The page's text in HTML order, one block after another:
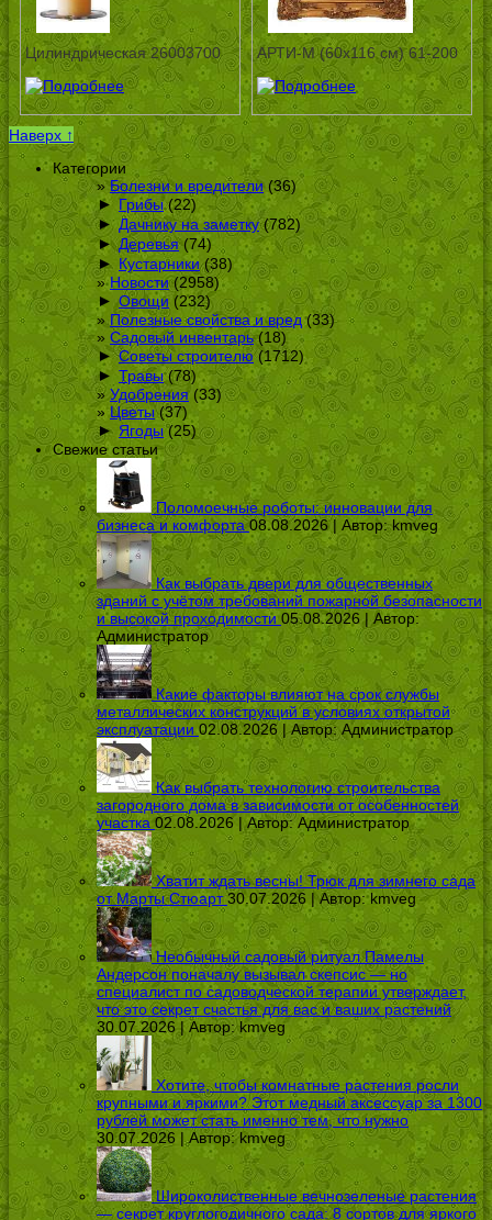
Цилиндрическая 26003700 АРТИ-М (60х116 см) 61-200
Наверх ↑
Категории
Болезни и вредители(36)
► Грибы(22)
► Дачнику на заметку(782)
► Деревья(74)
► Кустарники(38)
Новости(2958)
► Овощи (232)
Полезные свойства и вред(33)
Садовый инвентарь(18)
► Советы строителю(1712)
► Травы(78)
Удобрения(33)
Цветы(37)
► Ягоды(25)
Свежие статьи
Поломоечные роботы: инновации для
бизнеса и комфорта 08.08.2026 | Автор:kmveg
Как выбрать двери для общественных
зданий с учётом требований пожарной безопасности
и высокой проходимости 05.08.2026 | Автор:
Администратор
Какие факторы влияют на срок службы
металлических конструкций в условиях открытой
эксплуатации 02.08.2026 | Автор:Администратор
Как выбрать технологию строительства
загородного дома в зависимости от особенностей
участка 02.08.2026 | Автор:Администратор
Хватит ждать весны! Трюк для зимнего сада
от Марты Стюарт 30.07.2026 | Автор:kmveg
Необычный садовый ритуал Памелы
Андерсон поначалу вызывал скепсис — но
специалист по садоводческой терапии утверждает,
что это секрет счастья для вас и ваших растений
30.07.2026 | Автор:kmveg
Хотите, чтобы комнатные растения росли
крупными и яркими? Этот медный аксессуар за 1300
рублей может стать именно тем, что нужно
30.07.2026 | Автор:kmveg
Широколиственные вечнозеленые растения
— секрет круглогодичного сада: 8 сортов для яркого